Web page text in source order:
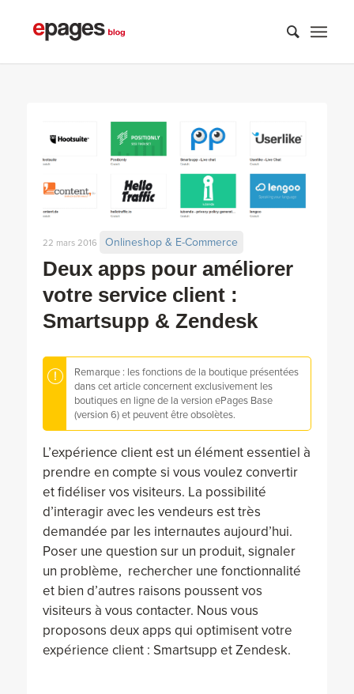
Deux apps pour améliorer
votre service client :
Smartsupp & Zendesk
22 mars 2016 Onlineshop & E-Commerce
Remarque : les fonctions de la boutique présentées
dans cet article concernent exclusivement les
boutiques en ligne de la version ePages Base
(version 6) et peuvent être obsolètes.
L’expérience client est un élément essentiel à
prendre en compte si vous voulez convertir
et fidéliser vos visiteurs. La possibilité
d’interagir avec les vendeurs est très
demandée par les internautes aujourd’hui.
Poser une question sur un produit, signaler
un problème, rechercher une fonctionnalité
et bien d’autres raisons poussent vos
visiteurs à vous contacter. Nous vous
proposons deux apps qui optimisent votre
expérience client : Smartsupp et Zendesk.